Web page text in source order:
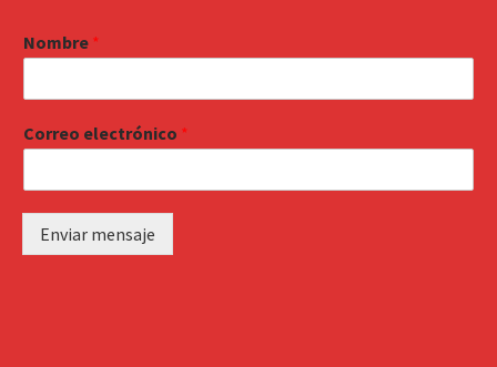
Nombre *
Correo electrónico *
Enviar mensaje